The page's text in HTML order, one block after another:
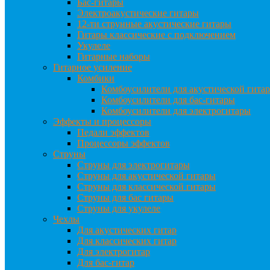
Бас-гитары
Электроакустические гитары
12-ти струнные акустические гитары
Гитары классические с подключением
Укулеле
Гитарные наборы
Гитарное усиление
Комбики
Комбоусилители для акустической
Комбоусилители для бас-гитары
Комбоусилители для электрогитары
Эффекты и процессоры
Педали эффектов
Процессоры эффектов
Струны
Струны для электрогитары
Струны для акустической гитары
Струны для классической гитары
Струны для бас гитары
Струны для укулеле
Чехлы
Для акустических гитар
Для классических гитар
Для электрогитар
Для бас-гитар